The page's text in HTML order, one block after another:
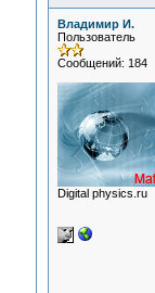
Владимир И.
Пользователь
Сообщений: 184
Digital physics.ru